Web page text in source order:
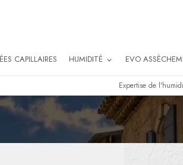
CAPILLAIRES HUMIDITÉ EVO
Expertise de